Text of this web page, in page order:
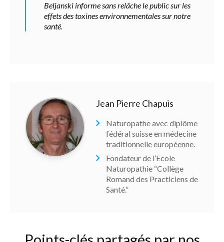
Beljanski informe sans relâche le public sur les
effets des toxines environnementales sur notre
santé.
Jean Pierre Chapuis
Naturopathe avec diplôme
fédéral suisse en médecine
traditionnelle européenne.
Fondateur de l’Ecole
Naturopathie “Collège
Romand des Practiciens de
Santé.”